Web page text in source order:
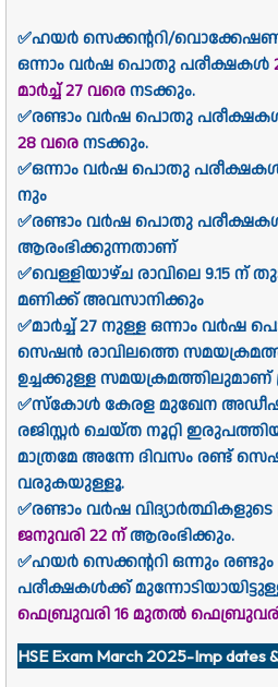
✅ഹയർ സെക്കന്ററി/
ഒന്നാം വർഷ പൊതു പരീക്ഷകൾ
മാർച്ച് 27 വരെനടക്കും.
✅രണ്ടാം വർഷ പൊതു
28 വരെനടക്കും.
✅ഒന്നാം വർഷ പൊതു പരീക്ഷകൾ
നും
✅രണ്ടാം വർഷ പൊതു പരീക്ഷകൾ
ആരംഭിക്കുന്നതാണ്
✅വെള്ളിയാഴ്ച രാവിലെ 9.15 ന്
മണിക്ക് അവസാനിക്കും
✅മാർച്ച് 27 നുള്ള ഒന്നാം
സെഷൻ രാവിലത്തെ
ഉച്ചക്കുള്ള സമയക്രമത്തിലുമാണ്
✅സ്‌കോൾ കേരള മുഖേന
രജിസ്റ്റർ ചെയ്ത നൂറ്റി
മാത്രമേ അന്നേ ദിവസം രണ്ട്
വരുകയുള്ളൂ.
✅രണ്ടാം വർഷ വിദ്യാർത്ഥികളുടെ
ജനുവരി 22 ന്ആരംഭിക്കും.
✅ഹയർ സെക്കന്ററി ഒന്നും
പരീക്ഷകൾക്ക്
ഫെബ്രുവരി 16 മുതൽ
HSE Exam March 2025-Imp dates